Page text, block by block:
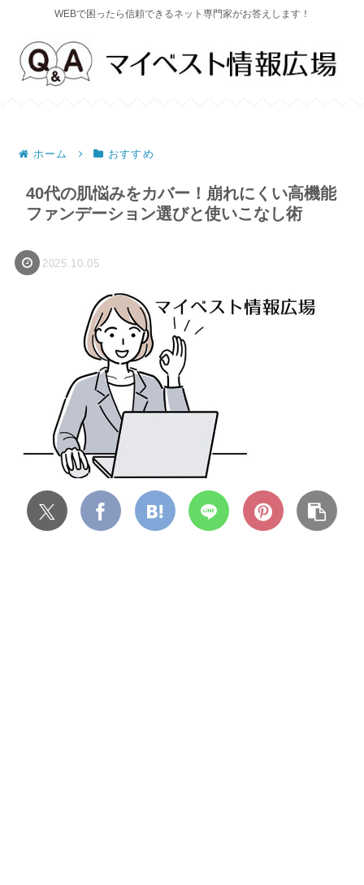
WEBで困ったら信頼できるネット専門家がお答えします！
ホーム おすすめ
40代の肌悩みをカバー！崩れにくい高機能
ファンデーション選びと使いこなし術
2025.10.05